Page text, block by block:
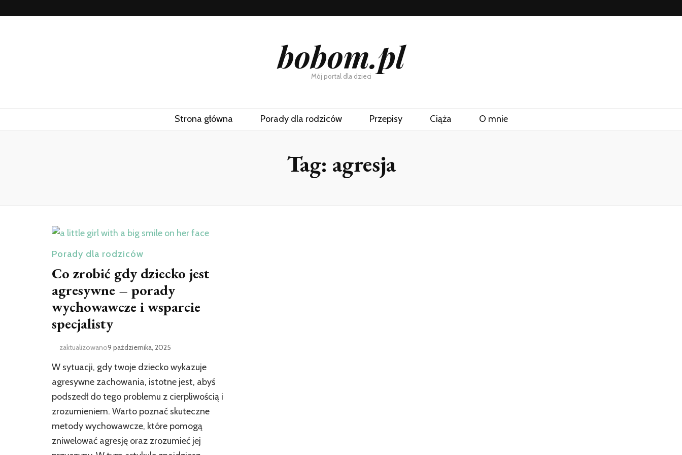
bobom.pl
Mój portal dla dzieci
Strona główna Porady dla rodziców Przepisy Ciąża O mnie
Tag: agresja
Porady dla rodziców
Co zrobić gdy dziecko jest
agresywne – porady
wychowawcze i wsparcie
specjalisty
zaktualizowano9 października, 2025
W sytuacji, gdy twoje dziecko wykazuje
agresywne zachowania, istotne jest, abyś
podszedł do tego problemu z cierpliwością i
zrozumieniem. Warto poznać skuteczne
metody wychowawcze, które pomogą
zniwelować agresję oraz zrozumieć jej